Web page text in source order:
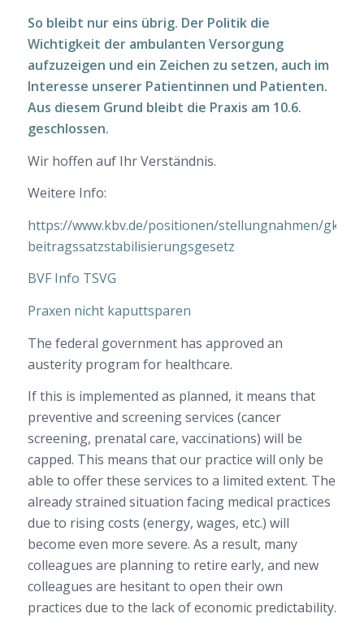
So bleibt nur eins übrig. Der Politik die
Wichtigkeit der ambulanten Versorgung
aufzuzeigen und ein Zeichen zu setzen, auch im
Interesse unserer Patientinnen und Patienten.
Aus diesem Grund bleibt die Praxis am 10.6.
geschlossen.
Wir hoffen auf Ihr Verständnis.
Weitere Info:
https://www.kbv.de/positionen/stellungnahmen/gkv-
beitragssatzstabilisierungsgesetz
BVF Info TSVG
Praxen nicht kaputtsparen
The federal government has approved an
austerity program for healthcare.
If this is implemented as planned, it means that
preventive and screening services (cancer
screening, prenatal care, vaccinations) will be
capped. This means that our practice will only be
able to offer these services to a limited extent. The
already strained situation facing medical practices
due to rising costs (energy, wages, etc.) will
become even more severe. As a result, many
colleagues are planning to retire early, and new
colleagues are hesitant to open their own
practices due to the lack of economic predictability.